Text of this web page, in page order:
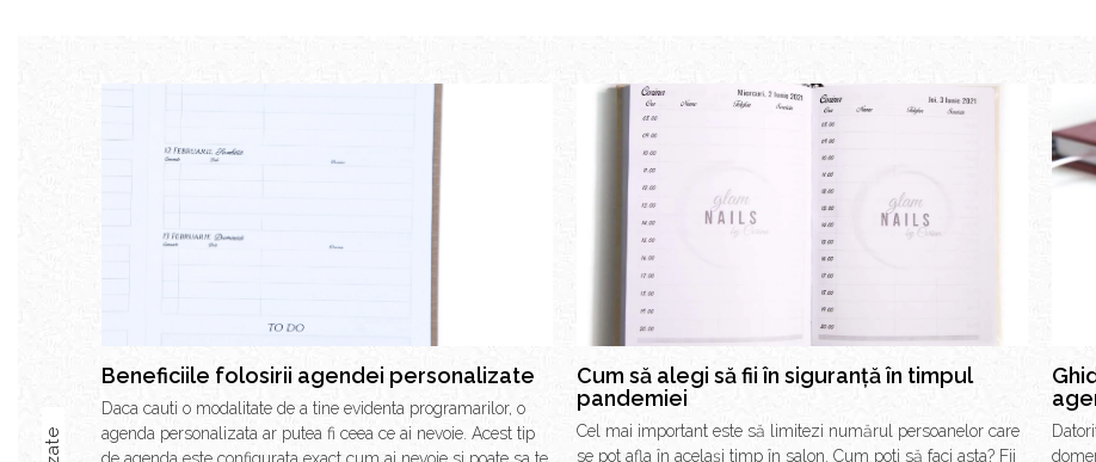
Beneficiile folosirii agendei personalizate
Daca cauti o modalitate de a tine evidenta programarilor, o
agenda personalizata ar putea fi ceea ce ai nevoie. Acest tip
Cum să alegi să fii în siguranță în timpul
pandemiei
Cel mai important este să limitezi numărul persoanelor care
se pot afla în același timp în salon. Cum poti să faci asta? Fii